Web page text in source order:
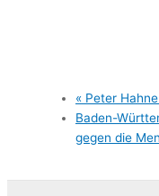
«Peter Hahne
Baden-
gegen die